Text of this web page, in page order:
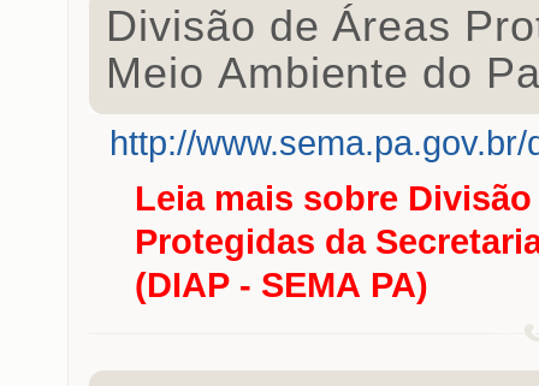
Divisão de Áreas
Meio Ambiente do
http://
Leia mais sobre
Protegidas da
(DIAP - SEMA PA)